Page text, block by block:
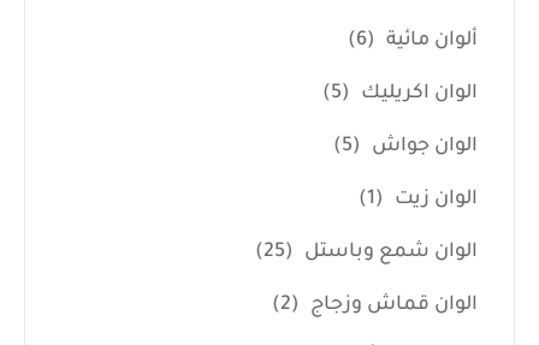
ألوان مائية (6)
الوان اكريليك (5)
الوان جواش (5)
الوان زيت (1)
الوان شمع وباستل (25)
الوان قماش وزجاج (2)